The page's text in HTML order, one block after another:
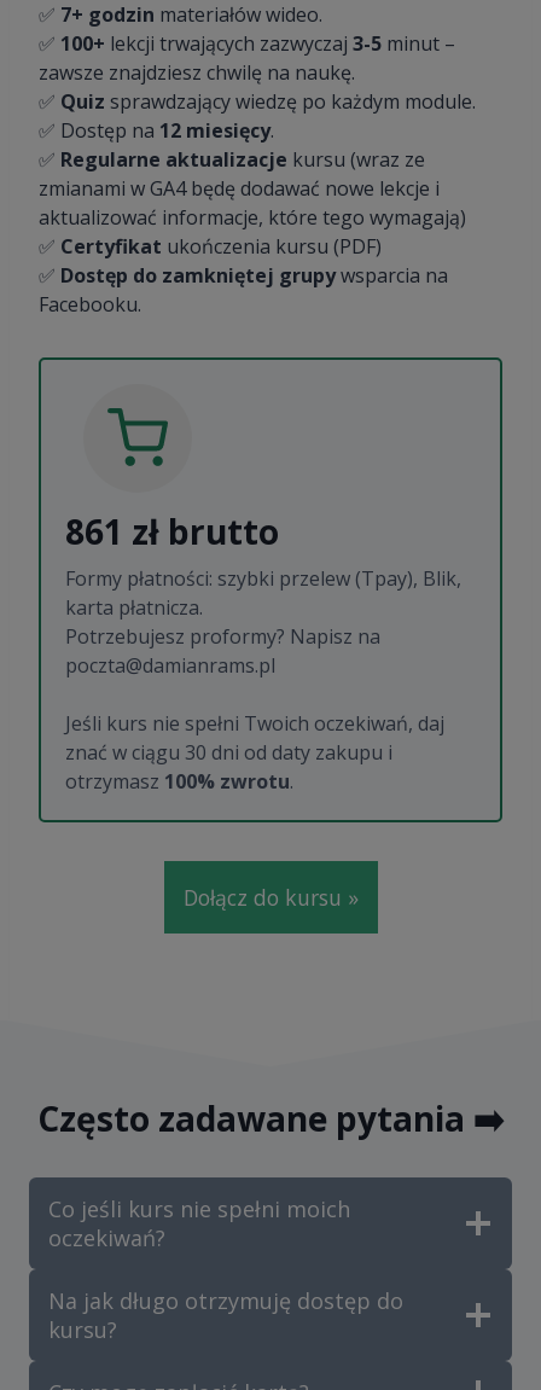
✅ 7+ godzin materiałów wideo.
✅ 100+ lekcji trwających zazwyczaj 3-5 minut –
zawsze znajdziesz chwilę na naukę.
✅ Quiz sprawdzający wiedzę po każdym module.
✅ Dostęp na 12 miesięcy.
✅ Regularne aktualizacje kursu (wraz ze
zmianami w GA4 będę dodawać nowe lekcje i
aktualizować informacje, które tego wymagają)
✅ Certyfikat ukończenia kursu (PDF)
✅ Dostęp do zamkniętej grupywsparcia na
Facebooku.
861 zł brutto
Formy płatności: szybki przelew (Tpay), Blik,
karta płatnicza.
Potrzebujesz proformy? Napisz na
poczta@damianrams.pl
Jeśli kurs nie spełni Twoich oczekiwań, daj
znać w ciągu 30 dni od daty zakupu i
otrzymasz 100% zwrotu.
Dołącz do kursu »
Często zadawane pytania ➡️
Co jeśli kurs nie spełni moich
oczekiwań?
Na jak długo otrzymuję dostęp do
kursu?